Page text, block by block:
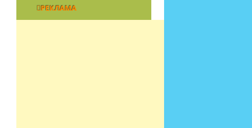
РЕКЛАМА